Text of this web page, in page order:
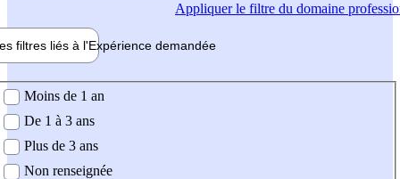
Appliquerle filtre du domaine
filtres liés à l'Expérience demandée
demandée
Moins de 1 an
De 1 à 3 ans
Plus de 3 ans
Non renseignée